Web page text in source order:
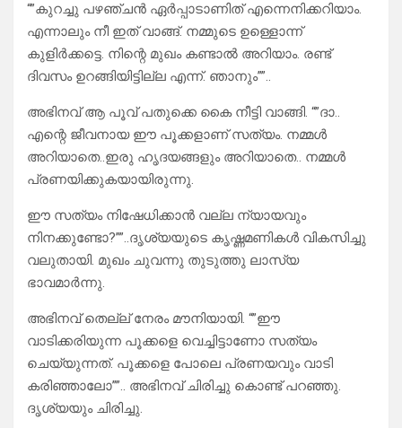
“”കുറച്ചു പഴഞ്ചൻ ഏർപ്പാടാണിത് എന്നെനിക്കറിയാം.
എന്നാലും നീ ഇത് വാങ്ങ്. നമ്മുടെ ഉള്ളൊന്ന്
കുളിർക്കട്ടെ. നിന്റെ മുഖം കണ്ടാൽ അറിയാം. രണ്ട്
ദിവസം ഉറങ്ങിയിട്ടില്ല എന്ന്. ഞാനും””..
അഭിനവ് ആ പൂവ് പതുക്കെ കൈ നീട്ടി വാങ്ങി. “”ദാ..
എന്റെ ജീവനായ ഈ പൂക്കളാണ് സത്യം. നമ്മൾ
അറിയാതെ..ഇരു ഹൃദയങ്ങളും അറിയാതെ.. നമ്മൾ
പ്രണയിക്കുകയായിരുന്നു.
ഈ സത്യം നിഷേധിക്കാൻ വല്ല ന്യായവും
നിനക്കുണ്ടോ?””..ദൃശ്യയുടെ കൃഷ്ണമണികൾ വികസിച്ചു
വലുതായി. മുഖം ചുവന്നു തുടുത്തു ലാസ്യ
ഭാവമാർന്നു.
അഭിനവ് തെല്ല് നേരം മൗനിയായി. “”ഈ
വാടിക്കരിയുന്ന പൂക്കളെ വെച്ചിട്ടാണോ സത്യം
ചെയ്യുന്നത്. പൂക്കളെ പോലെ പ്രണയവും വാടി
കരിഞ്ഞാലോ””.. അഭിനവ് ചിരിച്ചു കൊണ്ട് പറഞ്ഞു.
ദൃശ്യയും ചിരിച്ചു.